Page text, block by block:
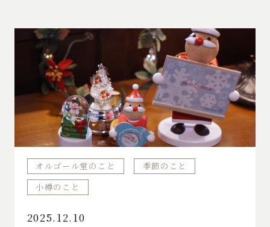
オルゴール堂のこと
季節のこと
小樽のこと
2025.12.10